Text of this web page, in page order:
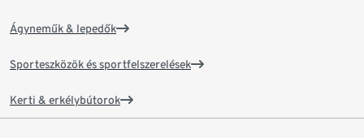
Ágyneműk & lepedők
Sporteszközök és sportfelszerelések
Kerti & erkélybútorok